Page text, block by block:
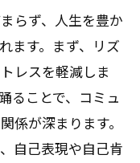
らず、人生を豊か
ます。まず、リズ
レスを軽減しま
ることで、コミュ
係が深まります。
自己表現や自己肯